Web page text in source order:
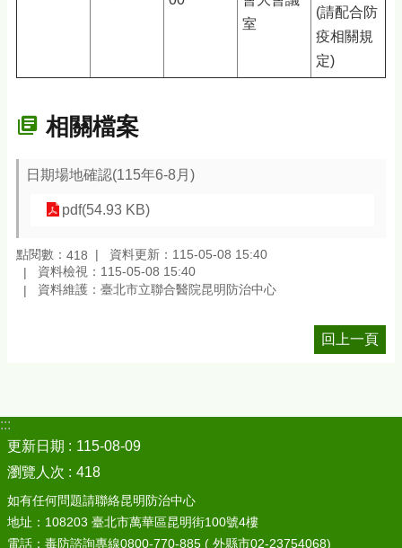
室
(請配合防
疫相關規
定)
相關檔案
日期場地確認(115年6-8月)
pdf(54.93 KB)
點閱數： 418
資料更新：115-05-08 15:40
資料檢視：115-05-08 15:40
資料維護：臺北市立聯合醫院昆明防治中心
回上一頁
:::
更新日期
115-08-09
瀏覽人次
418
如有任何問題請聯絡昆明防治中心
地址：108203 臺北市萬華區昆明街100號4樓
電話：毒防諮詢專線0800-770-885 ( 外縣市02-23754068)